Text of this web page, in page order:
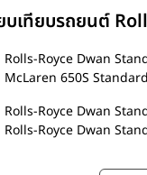
บเทียบรถยนต์
Rolls-Royce Dwan
McLaren 650S Standard
Rolls-Royce Dwan
Rolls-Royce Dwan